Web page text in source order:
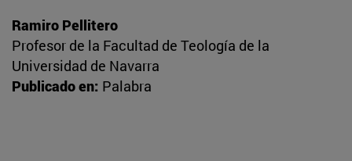
Ramiro Pellitero
Profesor de la Facultad de Teología de la
Universidad de Navarra
Publicado en: Palabra